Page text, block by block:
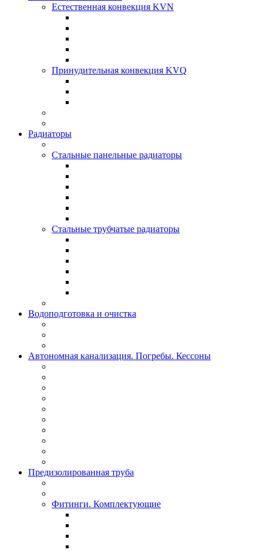
Естественная конвекция KVN
Принудительная конвекция KVQ
Радиаторы
Стальные панельные радиаторы
Стальные трубчатые радиаторы
Водоподготовка и очистка
Автономная канализация. Погребы. Кессоны
Предизолированная труба
Фитинги. Комплектующие